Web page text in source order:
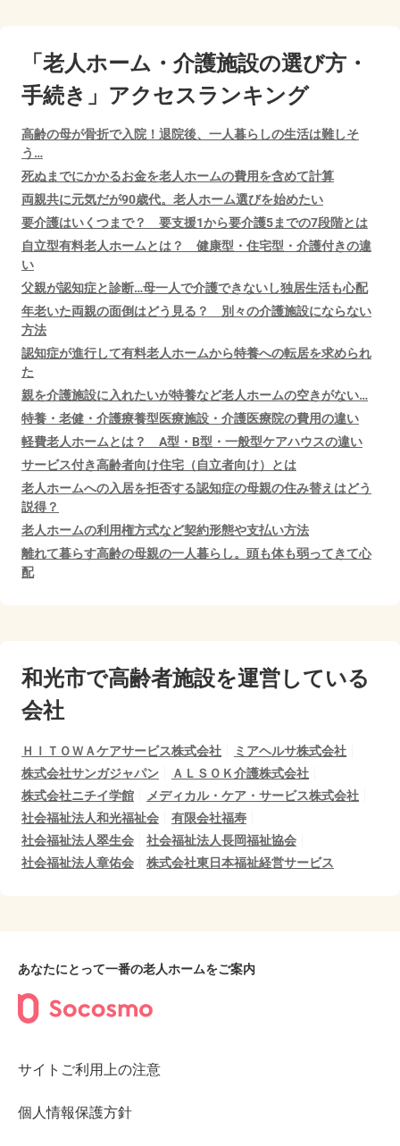
「老人ホーム・介護施設の選び方・
手続き」アクセスランキング
高齢の母が骨折で入院！退院後、一人暮らしの生活は難しそ
う…
死ぬまでにかかるお金を老人ホームの費用を含めて計算
両親共に元気だが90歳代。老人ホーム選びを始めたい
要介護はいくつまで？ 要支援1から要介護5までの7段階とは
自立型有料老人ホームとは？ 健康型・住宅型・介護付きの違
い
父親が認知症と診断…母一人で介護できないし独居生活も心配
年老いた両親の面倒はどう見る？ 別々の介護施設にならない
方法
認知症が進行して有料老人ホームから特養への転居を求められ
た
親を介護施設に入れたいが特養など老人ホームの空きがない…
特養・老健・介護療養型医療施設・介護医療院の費用の違い
軽費老人ホームとは？ A型・B型・一般型ケアハウスの違い
サービス付き高齢者向け住宅（自立者向け）とは
老人ホームへの入居を拒否する認知症の母親の住み替えはどう
説得？
老人ホームの利用権方式など契約形態や支払い方法
離れて暮らす高齢の母親の一人暮らし。頭も体も弱ってきて心
配
和光市で高齢者施設を運営している
会社
ＨＩＴＯＷＡケアサービス株式会社
ミアヘルサ株式会社
株式会社サンガジャパン
ＡＬＳＯＫ介護株式会社
株式会社ニチイ学館
メディカル・ケア・サービス株式会社
社会福祉法人和光福祉会
有限会社福寿
社会福祉法人翠生会
社会福祉法人長岡福祉協会
社会福祉法人章佑会
株式会社東日本福祉経営サービス
あなたにとって一番の老人ホームをご案内
サイトご利用上の注意
個人情報保護方針